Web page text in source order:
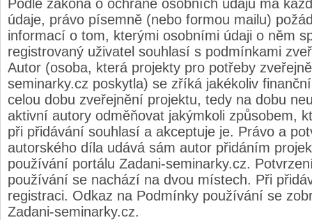
Podle zákona o ochraně osobních údajů má
údaje, právo písemně (nebo formou mailu)
informací o tom, kterými osobními údaji o něm
registrovaný uživatel souhlasí s podmínkami
Autor (osoba, která projekty pro potřeby
seminarky.cz poskytla) se zříká jakékoliv
celou dobu zveřejnění projektu, tedy na dobu
aktivní autory odměňovat jakýmkoli způsobem,
při přidávání souhlasí a akceptuje je. Právo a
autorského díla udává sám autor přidáním
používání portálu Zadani-seminarky.cz.
používání se nachází na dvou místech. Při
registraci. Odkaz na Podmínky používání se
Zadani-seminarky.cz.